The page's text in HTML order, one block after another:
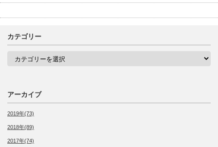
カテゴリー
アーカイブ
2019年(73)
2018年(89)
2017年(74)